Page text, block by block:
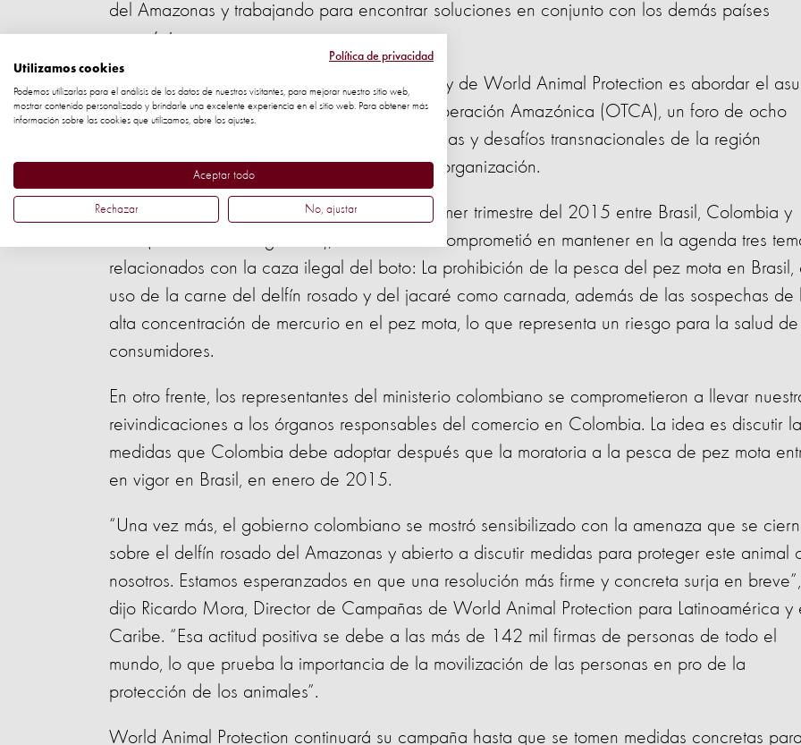
del Amazonas y trabajando para encontrar soluciones en conjunto con los demás países
amazónicos.
La intención de las autoridades colombianas y de World Animal Protection es abordar el
dentro de Organización del Tratado de Cooperación Amazónica (OTCA), un foro de ocho
países que, desde 1978, aborda los problemas y desafíos transnacionales de la región
amazónica. Actualmente, Brasil preside esta organización.
En una reunión prevista para ocurrir en el primer trimestre del 2015 entre Brasil, Colombia y
Perú (Comisión de Vigilancia), Colombia se comprometió en mantener en la agenda tres
relacionados con la caza ilegal del boto: La prohibición de la pesca del pez mota en Brasil,
uso de la carne del delfín rosado y del jacaré como carnada, además de las sospechas de
alta concentración de mercurio en el pez mota, lo que representa un riesgo para la salud de
consumidores.
En otro frente, los representantes del ministerio colombiano se comprometieron a llevar
reivindicaciones a los órganos responsables del comercio en Colombia. La idea es discutir
medidas que Colombia debe adoptar después que la moratoria a la pesca de pez mota
en vigor en Brasil, en enero de 2015.
“Una vez más, el gobierno colombiano se mostró sensibilizado con la amenaza que se
sobre el delfín rosado del Amazonas y abierto a discutir medidas para proteger este animal
nosotros. Estamos esperanzados en que una resolución más firme y concreta surja en breve”,
dijo Ricardo Mora, Director de Campañas de World Animal Protection para Latinoamérica y
Caribe. “Esa actitud positiva se debe a las más de 142 mil firmas de personas de todo el
mundo, lo que prueba la importancia de la movilización de las personas en pro de la
protección de los animales”.
World Animal Protection continuará su campaña hasta que se tomen medidas concretas
Política de privacidad
Utilizamos cookies
Podemos utilizarlas para el análisis de los datos de nuestros visitantes, para mejorar nuestro sitio web,
mostrar contenido personalizado y brindarle una excelente experiencia en el sitio web. Para obtener más
información sobre las cookies que utilizamos, abre los ajustes.
Aceptar todo
Rechazar No, ajustar